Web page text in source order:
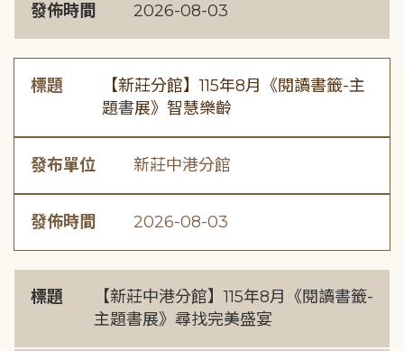
發佈時間 2026-08-03
標題
【新莊分館】115年8月《閱讀書籤-主
題書展》智慧樂齡
發布單位 新莊中港分館
發佈時間 2026-08-03
標題
【新莊中港分館】115年8月《閱讀書籤-
主題書展》尋找完美盛宴